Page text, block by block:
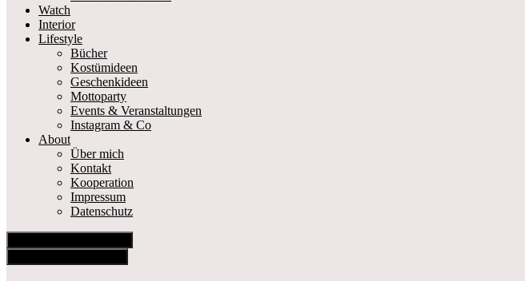
Watch
Interior
Lifestyle
Bücher
Kostümideen
Geschenkideen
Mottoparty
Events & Veranstaltungen
Instagram & Co
About
Über mich
Kontakt
Kooperation
Impressum
Datenschutz